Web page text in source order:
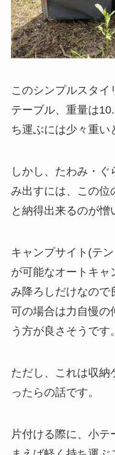
このシンプルスタイ
テーブル、重量は
ち運ぶには少々重い
しかし、たわみ・
み出すには、この位
と納得出来るのが憎
キャンプサイト(テ
が可能なオートキャ
み降ろしだけなので
可の場合は力自慢の
う方が良さそうです。
ただし、これは収納
ったらの話です。
片付ける際に、小テ